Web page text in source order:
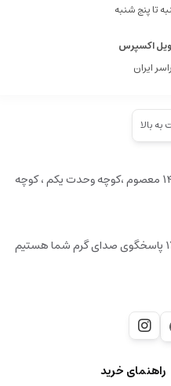
تا پنج شنبه
اکسپرس
ایران
بالا
تهران ،مهرآباد ، ۴۵ متری زرند ، خبابان ۱۴ معصوم ،کوچه وحدت یکم ، کوچه
راهنمای خرید